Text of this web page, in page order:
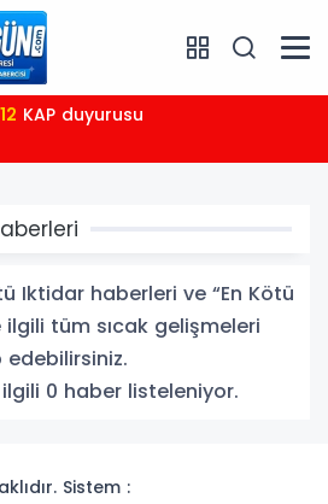
KAP duyurusu
Iktidar haberleri ve “En Kötü
tüm sıcak gelişmeleri
0 haber listeleniyor.
Sistem :